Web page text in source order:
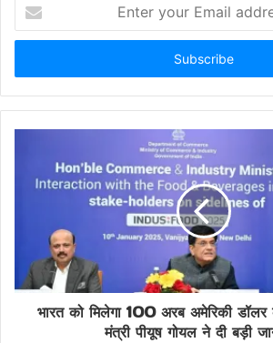
your
Email
भारत को मिलेगा 100 अरब अमेरिकी डॉलर
मंत्री पीयूष गोयल ने दी बड़ी